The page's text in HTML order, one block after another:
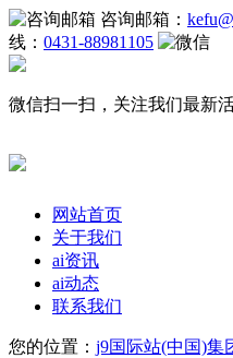
咨询邮箱：
线： 0431-88981105
微信扫一扫，关注我们最新
网站首页
关于我们
ai资讯
ai动态
联系我们
您的位置： j9国际站(中国)集